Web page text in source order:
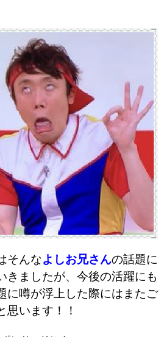
そんなよしお兄さんの話題に
きましたが、今後の活躍にも
に噂が浮上した際にはまたご
思います！！